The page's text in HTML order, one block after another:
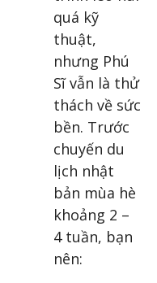
quá kỹ
thuật,
nhưng Phú
Sĩ vẫn là thử
thách về sức
bền. Trước
chuyến du
lịch nhật
bản mùa hè
khoảng 2 –
4 tuần, bạn
nên: